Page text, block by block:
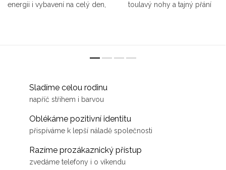
energii i vybavení na celý den,
toulavý nohy a tajný přání
Sladíme celou rodinu
napříč střihem i barvou
Oblékáme pozitivní identitu
přispíváme k lepší náladě společnosti
Razíme prozákaznický přístup
zvedáme telefony i o víkendu